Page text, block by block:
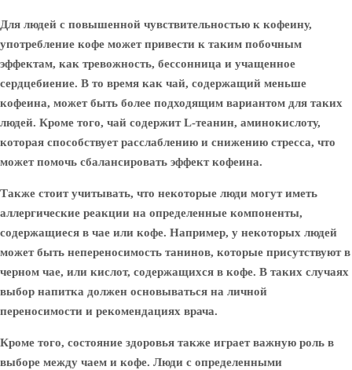
Для людей с повышенной чувствительностью к кофеину,
употребление кофе может привести к таким побочным
эффектам, как тревожность, бессонница и учащенное
сердцебиение. В то время как чай, содержащий меньше
кофеина, может быть более подходящим вариантом для таких
людей. Кроме того, чай содержит L-теанин, аминокислоту,
которая способствует расслаблению и снижению стресса, что
может помочь сбалансировать эффект кофеина.
Также стоит учитывать, что некоторые люди могут иметь
аллергические реакции на определенные компоненты,
содержащиеся в чае или кофе. Например, у некоторых людей
может быть непереносимость танинов, которые присутствуют в
черном чае, или кислот, содержащихся в кофе. В таких случаях
выбор напитка должен основываться на личной
переносимости и рекомендациях врача.
Кроме того, состояние здоровья также играет важную роль в
выборе между чаем и кофе. Люди с определенными